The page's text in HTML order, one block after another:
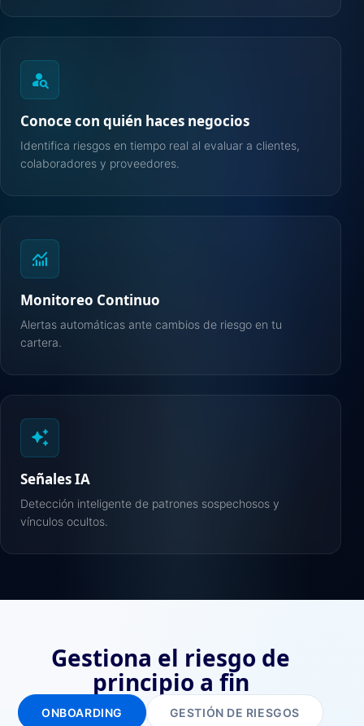
person_search
Conoce con quién haces negocios
Identifica riesgos en tiempo real al evaluar a clientes,
colaboradores y proveedores.
monitoring
Monitoreo Continuo
Alertas automáticas ante cambios de riesgo en tu
cartera.
auto_awesome
Señales IA
Detección inteligente de patrones sospechosos y
vínculos ocultos.
Gestiona el riesgo de
principio a fin
ONBOARDING GESTIÓN DE RIESGOS